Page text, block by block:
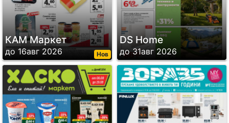
Нов
КАМ Маркет
до 16авг 2026
DS Home
до 31авг 2026